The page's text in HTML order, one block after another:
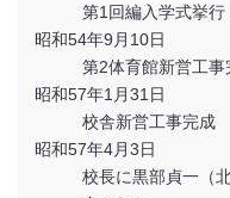
第1回編入学式挙行
昭和54年9月10日
第2体育館新営工事
昭和57年1月31日
校舎新営工事完成
昭和57年4月3日
校長に黒部貞一（